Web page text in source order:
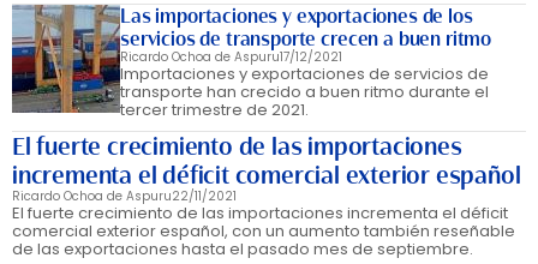
Las importaciones y exportaciones de los
servicios de transporte crecen a buen ritmo
Ricardo Ochoa de Aspuru17/12/2021
Importaciones y exportaciones de servicios de
transporte han crecido a buen ritmo durante el
tercer trimestre de 2021.
El fuerte crecimiento de las importaciones
incrementa el déficit comercial exterior español
Ricardo Ochoa de Aspuru22/11/2021
El fuerte crecimiento de las importaciones incrementa el déficit
comercial exterior español, con un aumento también reseñable
de las exportaciones hasta el pasado mes de septiembre.